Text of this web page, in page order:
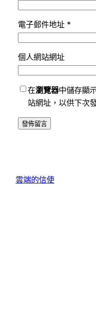
電子郵件地址 *
個人網站網址
在瀏覽器中儲存顯
站網址，以供下次
雲端的信使